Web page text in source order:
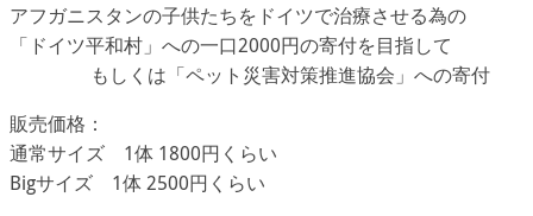
アフガニスタンの子供たちをドイツで治療させる為の
「ドイツ平和村」への一口2000円の寄付を目指して
もしくは「ペット災害対策推進協会」への寄付
販売価格：
通常サイズ 1体 1800円くらい
Bigサイズ 1体 2500円くらい